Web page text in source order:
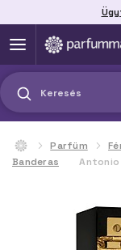
Keresés
Parfüm
Banderas
Antonio